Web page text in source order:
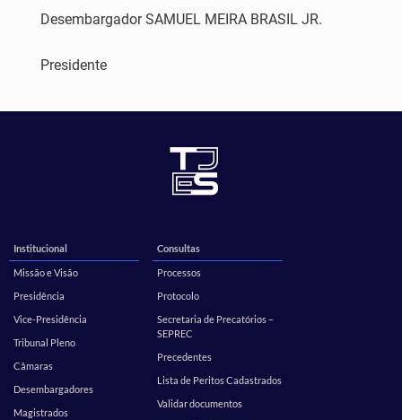
Desembargador SAMUEL MEIRA BRASIL JR.
Presidente
Institucional
Missão e Visão
Presidência
Vice-Presidência
Tribunal Pleno
Câmaras
Desembargadores
Magistrados
Consultas
Processos
Protocolo
Secretaria de Precatórios –
SEPREC
Precedentes
Lista de Peritos Cadastrados
Validar documentos